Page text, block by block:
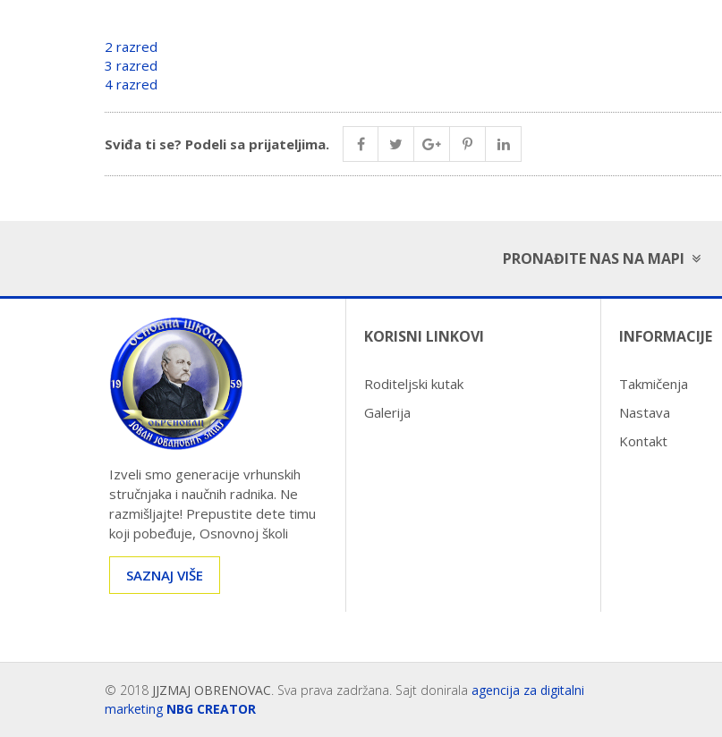
2 razred
3 razred
4 razred
Sviđa ti se? Podeli sa prijateljima.
PRONAĐITE NAS NA MAPI
Izveli smo generacije vrhunskih
stručnjaka i naučnih radnika. Ne
razmišljajte! Prepustite dete timu
koji pobeđuje, Osnovnoj školi
SAZNAJ VIŠE
KORISNI LINKOVI
Roditeljski kutak
Galerija
INFORMACIJE
Takmičenja
Nastava
Kontakt
© 2018 JJZMAJ OBRENOVAC. Sva prava zadržana. Sajt donirala agencija za digitalni
marketing NBG CREATOR